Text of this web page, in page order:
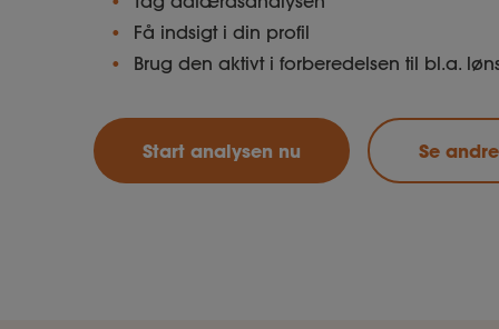
Få indsigt i din profil
Brug den aktivt i forberedelsen til bl.a.
Start analysen nu Se